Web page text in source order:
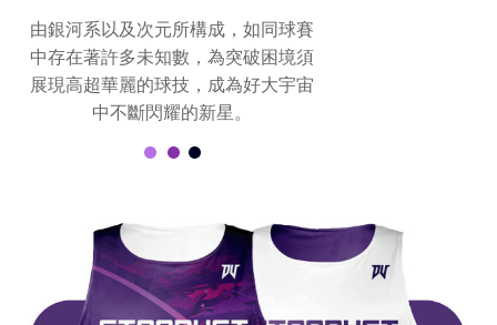
由銀河系以及次元所構成，如同球賽
中存在著許多未知數，為突破困境須
展現高超華麗的球技，成為好大宇宙
中不斷閃耀的新星。